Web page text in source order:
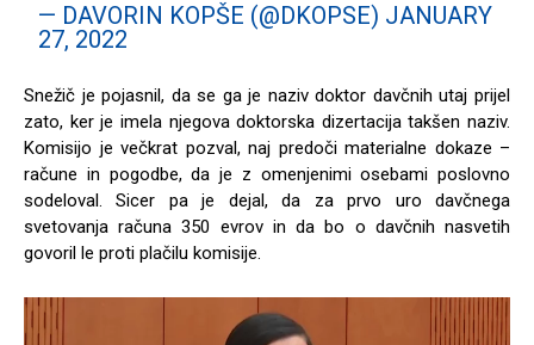
— DAVORIN KOPŠE (@DKOPSE) JANUARY
27, 2022
Snežič je pojasnil, da se ga je naziv doktor davčnih utaj prijel
zato, ker je imela njegova doktorska dizertacija takšen naziv.
Komisijo je večkrat pozval, naj predoči materialne dokaze –
račune in pogodbe, da je z omenjenimi osebami poslovno
sodeloval. Sicer pa je dejal, da za prvo uro davčnega
svetovanja računa 350 evrov in da bo o davčnih nasvetih
govoril le proti plačilu komisije.